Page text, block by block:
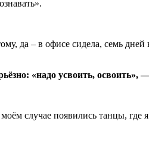
да – в офисе сидела, семь
«надо усвоить, освоить»,
случае появились танцы, где